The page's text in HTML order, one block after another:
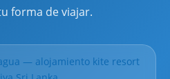
forma de viajar.